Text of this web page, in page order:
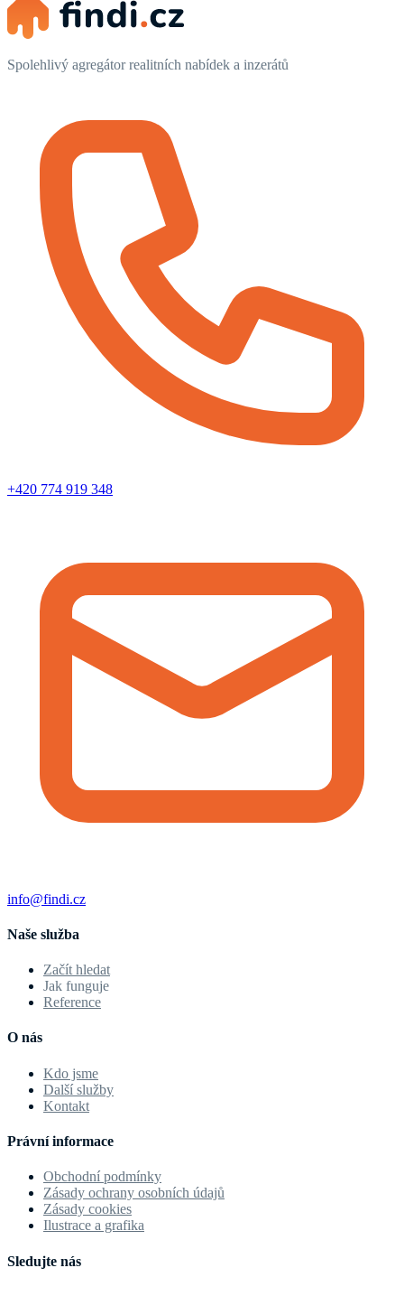
Spolehlivý agregátor realitních nabídek a inzerátů
+420 774 919 348
info@findi.cz
Naše služba
Začít hledat
Jak funguje
Reference
O nás
Kdo jsme
Další služby
Kontakt
Právní informace
Obchodní podmínky
Zásady ochrany osobních údajů
Zásady cookies
Ilustrace a grafika
Sledujte nás